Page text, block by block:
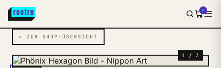
0
← ZUR SHOP-ÜBERSICHT
1 / 3